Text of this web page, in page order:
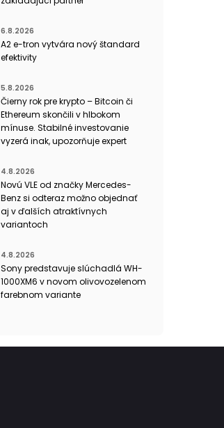
6.8.2026
A2 e-tron vytvára nový štandard
efektivity
5.8.2026
Čierny rok pre krypto – Bitcoin či
Ethereum skončili v hlbokom
mínuse. Stabilné investovanie
vyzerá inak, upozorňuje expert
4.8.2026
Novú VLE od značky Mercedes-
Benz si odteraz možno objednať
aj v ďalších atraktívnych
variantoch
4.8.2026
Sony predstavuje slúchadlá WH-
1000XM6 v novom olivovozelenom
farebnom variante